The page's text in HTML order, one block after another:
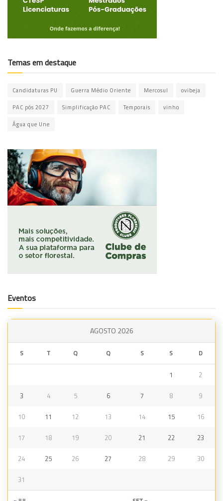
Temas em destaque
Candidaturas PU Guerra Médio Oriente Mercosul ovibeja
PAC pós 2027 Simplificação PAC Temporais vinho
Água que Une
Eventos
AGOSTO 2026
S T Q Q S S D
1 2
3 4 5 6 7 8 9
10 11 12 13 14 15 16
17 18 19 20 21 22 23
24 25 26 27 28 29 30
31